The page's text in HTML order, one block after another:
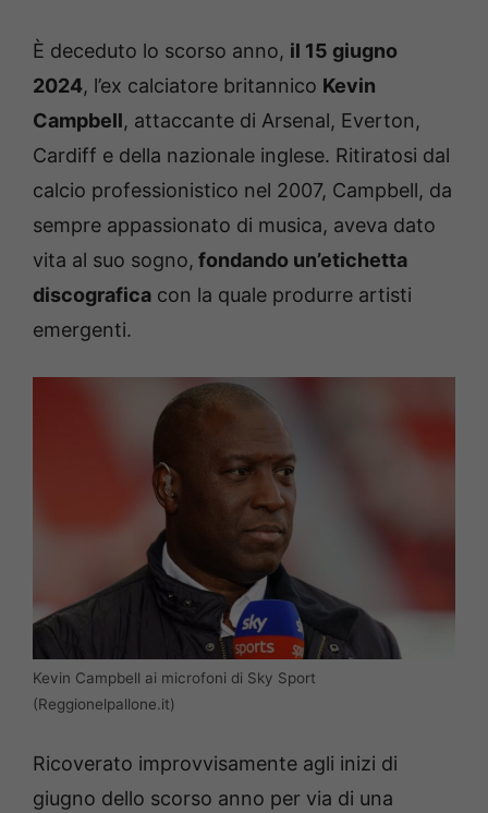
È deceduto lo scorso anno, il 15 giugno
2024, l’ex calciatore britannico Kevin
Campbell, attaccante di Arsenal, Everton,
Cardiff e della nazionale inglese. Ritiratosi dal
calcio professionistico nel 2007, Campbell, da
sempre appassionato di musica, aveva dato
vita al suo sogno, fondando un’etichetta
discografica con la quale produrre artisti
emergenti.
Kevin Campbell ai microfoni di Sky Sport
(Reggionelpallone.it)
Ricoverato improvvisamente agli inizi di
giugno dello scorso anno per via di una